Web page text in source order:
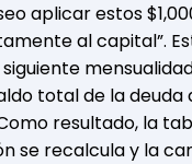
aplicar estos
al capital”.
total de la deuda
resultado, la
se recalcula y la